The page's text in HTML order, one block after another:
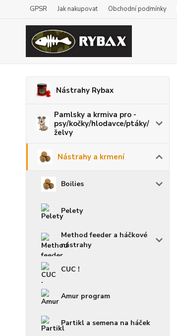
GPSR Jak nakupovat Obchodní podmínky
Nástrahy Rybax
Pamlsky a krmiva pro -
psy/kočky/hlodavce/ptáky/
želvy
Nástrahy a krmení
Boilies
Pelety
Method feeder a háčkové
nástrahy
CUC !
Amur program
Partikl a semena na háček